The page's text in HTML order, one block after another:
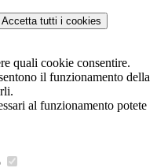
Accetta tutti i cookies
quali cookie consentire.
il funzionamento della
al funzionamento potete